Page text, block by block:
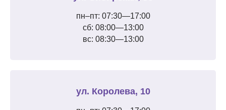
пн–пт: 07:30—17:00
сб: 08:00—13:00
вс: 08:30—13:00
ул. Королева, 10